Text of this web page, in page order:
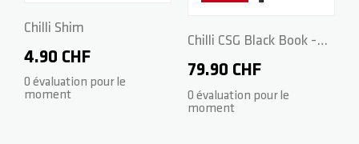
Chilli Shim
4.90 CHF
0 évaluation pour le
moment
Chilli CSG Black Book -
Stunt Scooter Bar
79.90 CHF
0 évaluation pour le
moment